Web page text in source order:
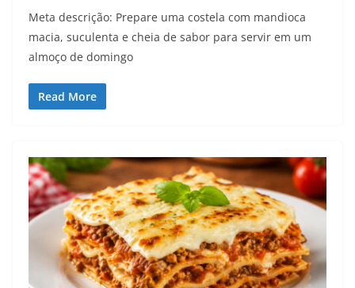
Meta descrição: Prepare uma costela com mandioca
macia, suculenta e cheia de sabor para servir em um
almoço de domingo
Read More